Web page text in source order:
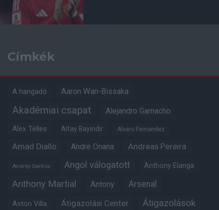
Címkék
A hangadó Aaron Wan-Bissaka
Akadémiai csapat Alejandro Garnacho
Alex Telles Altay Bayindir Alvaro Fernandez
Amad Diallo Andre Onana Andreas Pereira
Andrey Santos Angol válogatott Anthony Elanga
Anthony Martial Antony Arsenal
Aston Villa Átigazolási Center Átigazolások